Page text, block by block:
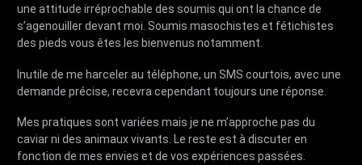
une attitude irréprochable des soumis qui ont la chance de
s’agenouiller devant moi. Soumis masochistes et fétichistes
des pieds vous êtes les bienvenus notamment.
Inutile de me harceler au téléphone, un SMS courtois, avec une
demande précise, recevra cependant toujours une réponse.
Mes pratiques sont variées mais je ne m’approche pas du
caviar ni des animaux vivants. Le reste est à discuter en
fonction de mes envies et de vos expériences passées.